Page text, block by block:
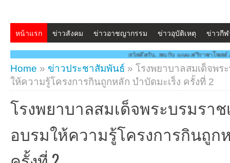
หน้าแรก ข่าวสังคม ข่าวอาชญากรรม ข่าวอุบัติเหตุ ข่าวกี
สวัสดีครับ...พบกับ www.ศรีราชาโพสต์.com โฉมใหม่!! "สร้างสรรค์
Home » ข่าวประชาสัมพันธ์ » โรงพยาบาลสมเด็จพร
ให้ความรู้โครงการกินถูกหลัก บำบัดมะเร็ง ครั้งที่ 2
โรงพยาบาลสมเด็จพระบรมรา
อบรมให้ความรู้โครงการกินถูก